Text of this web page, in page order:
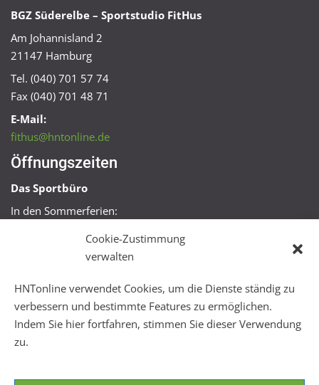
Cookie-Zustimmung
verwalten
HNTonline verwendet Cookies, um die Dienste ständig zu
verbessern und bestimmte Features zu ermöglichen.
Indem Sie hier fortfahren, stimmen Sie dieser Verwendung
zu.
BGZ Süderelbe – Sportstudio FitHus
Am Johannisland 2
21147 Hamburg
Tel. (040) 701 57 74
Fax (040) 701 48 71
E-Mail:
fithus@hntonline.de
Öffnungszeiten
Das Sportbüro
In den Sommerferien:
Mo + Mi 16:00 – 18:00 Uhr
Mo – Fr 08:00 – 22:00 Uhr
Sa + So 10:00 – 18:00 Uhr